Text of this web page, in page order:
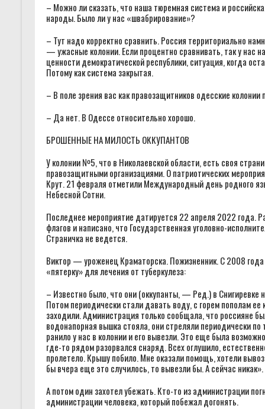
– Можно ли сказать, что наша тюремная система и
народы. Было ли у нас «швабрирование»?
– Тут надо корректно сравнить. Россия территориально
— ужасные колонии. Если процентно сравнивать, так у нас
ценности демократической республики, ситуация, когда
Потому как система закрытая.
– В поле зрения вас как правозащитников одесские
– Да нет. В Одессе относительно хорошо.
БРОШЕННЫЕ НА МИЛОСТЬ ОККУПАНТОВ
У колонии №5, что в Николаевской области, есть своя
правозащитными организациями. О патриотических
Крут. 21 февраля отметили Международный день родного
Небесной Сотни.
Последнее мероприятие датируется 22 апреля 2022 года.
флагов и написано, что Государственная уголовно-
Страничка не ведется.
Виктор — уроженец Краматорска. Пожизненник. С 2008
«пятерку» для лечения от туберкулеза:
– Известно было, что они (оккупанты, — Ред.) в
Потом периодически стали давать воду, с горем пополам
заходили. Администрация только сообщала, что россияне
водонапорная вышка стояла, они стреляли периодически
ранило у нас в колонии и его вывезли. Это еще была
где-то рядом разорвался снаряд. Всех оглушило,
пролетело. Крышу побило. Мне оказали помощь, хотели
бы вчера еще это случилось, то вывезли бы. А сейчас никак».
А потом один захотел убежать. Кто-то из администрации
администрации человека, который побежал догонять.